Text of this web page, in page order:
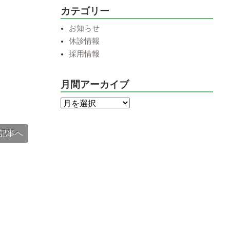
事へ
カテゴリー
お知らせ
休診情報
採用情報
月間アーカイブ